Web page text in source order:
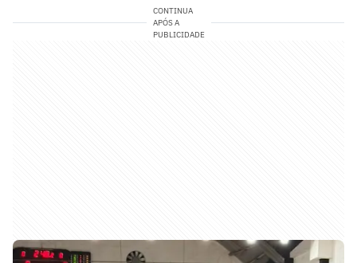
CONTINUA
APÓS A
PUBLICIDADE